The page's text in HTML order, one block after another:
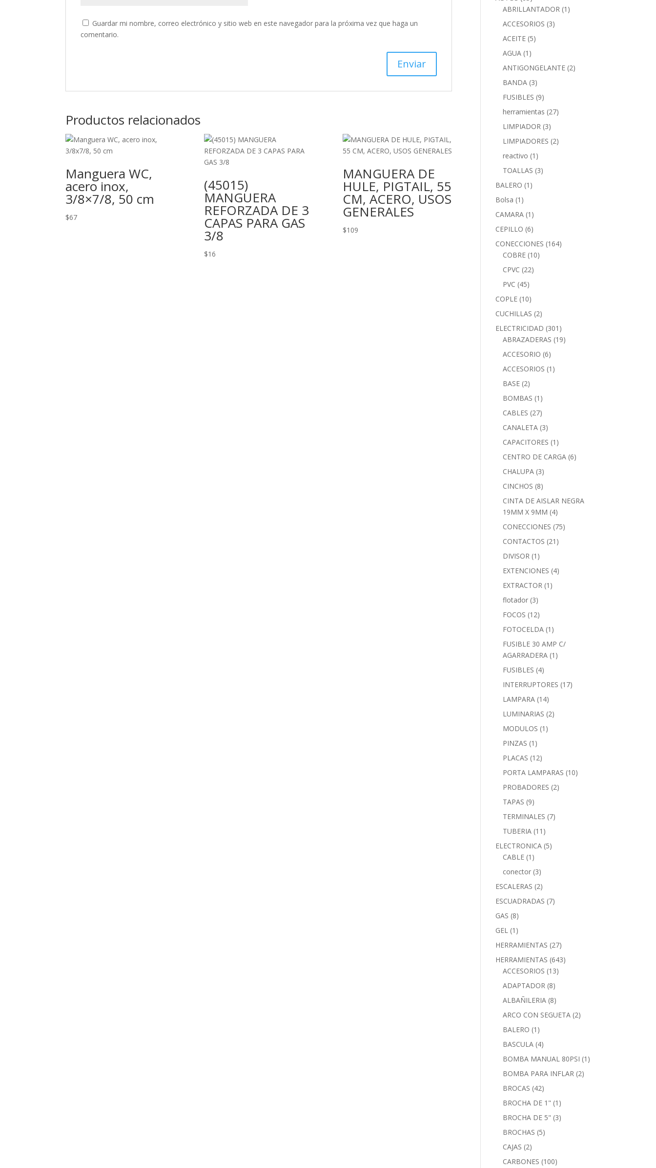
Guardar mi nombre, correo electrónico y sitio web en este navegador para la próxima vez que haga un
comentario.
Productos relacionados
Manguera WC,
acero inox,
3/8×7/8, 50 cm
$67
(45015)
MANGUERA
REFORZADA DE 3
CAPAS PARA GAS
3/8
$16
MANGUERA DE
HULE, PIGTAIL, 55
CM, ACERO, USOS
GENERALES
$109
ABRILLANTADOR (1)
ACCESORIOS (3)
ACEITE (5)
AGUA (1)
ANTIGONGELANTE (2)
BANDA (3)
FUSIBLES (9)
herramientas (27)
LIMPIADOR (3)
LIMPIADORES (2)
reactivo (1)
TOALLAS (3)
BALERO (1)
Bolsa (1)
CAMARA (1)
CEPILLO (6)
CONECCIONES (164)
COBRE (10)
CPVC (22)
PVC (45)
COPLE (10)
CUCHILLAS (2)
ELECTRICIDAD (301)
ABRAZADERAS (19)
ACCESORIO (6)
ACCESORIOS (1)
BASE (2)
BOMBAS (1)
CABLES (27)
CANALETA (3)
CAPACITORES (1)
CENTRO DE CARGA (6)
CHALUPA (3)
CINCHOS (8)
CINTA DE AISLAR NEGRA
19MM X 9MM (4)
CONECCIONES (75)
CONTACTOS (21)
DIVISOR (1)
EXTENCIONES (4)
EXTRACTOR (1)
flotador (3)
FOCOS (12)
FOTOCELDA (1)
FUSIBLE 30 AMP C/
AGARRADERA (1)
FUSIBLES (4)
INTERRUPTORES (17)
LAMPARA (14)
LUMINARIAS (2)
MODULOS (1)
PINZAS (1)
PLACAS (12)
PORTA LAMPARAS (10)
PROBADORES (2)
TAPAS (9)
TERMINALES (7)
TUBERIA (11)
ELECTRONICA (5)
CABLE (1)
conector (3)
ESCALERAS (2)
ESCUADRADAS (7)
GAS (8)
GEL (1)
HERRAMIENTAS (27)
HERRAMIENTAS (643)
ACCESORIOS (13)
ADAPTADOR (8)
ALBAÑILERIA (8)
ARCO CON SEGUETA (2)
BALERO (1)
BASCULA (4)
BOMBA MANUAL 80PSI (1)
BOMBA PARA INFLAR (2)
BROCAS (42)
BROCHA DE 1" (1)
BROCHA DE 5" (3)
BROCHAS (5)
CAJAS (2)
CARBONES (100)